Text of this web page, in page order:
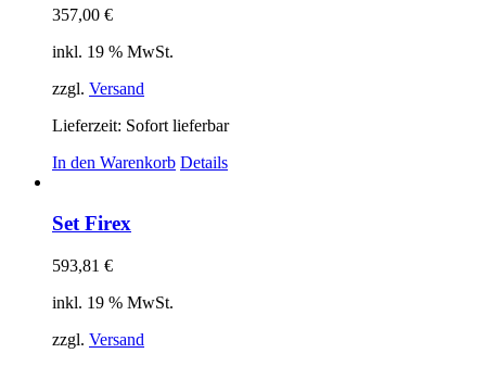
357,00 €
inkl. 19 % MwSt.
zzgl. Versand
Lieferzeit: Sofort lieferbar
In den Warenkorb Details
Set Firex
593,81 €
inkl. 19 % MwSt.
zzgl. Versand